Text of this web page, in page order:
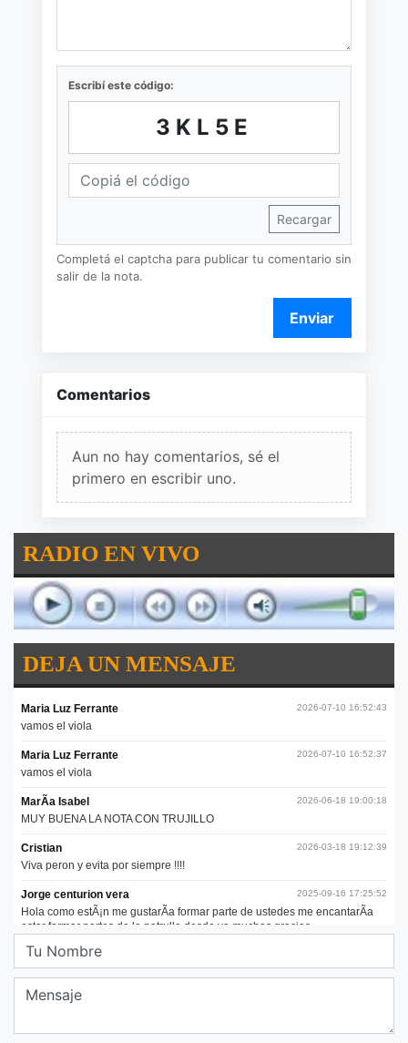
Escribí este código:
3KL5E
Recargar
Completá el captcha para publicar tu comentario sin
salir de la nota.
Enviar
Comentarios
Aun no hay comentarios, sé el
primero en escribir uno.
RADIO EN VIVO
DEJA UN MENSAJE